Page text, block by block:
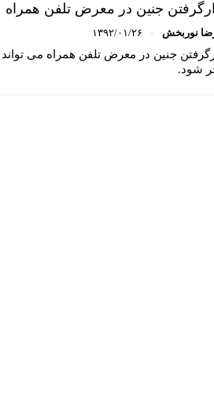
جنین در معرض تلفن همراه
نوربخش ۱۳۹۲/۰۱/۲۶
جنین در معرض تلفن همراه می تواند
شود.